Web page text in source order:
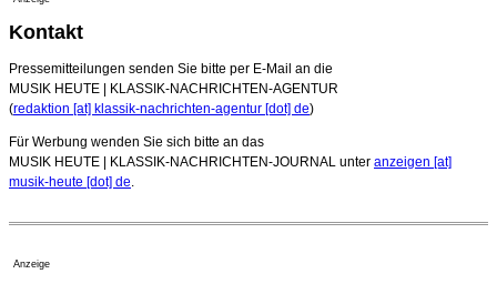
Kontakt
Pressemitteilungen senden Sie bitte per E-Mail an die
MUSIK HEUTE | KLASSIK-NACHRICHTEN-AGENTUR
(redaktion [at] klassik-nachrichten-agentur [dot] de)
Für Werbung wenden Sie sich bitte an das
MUSIK HEUTE | KLASSIK-NACHRICHTEN-JOURNAL unter anzeigen [at]
musik-heute [dot] de
Anzeige